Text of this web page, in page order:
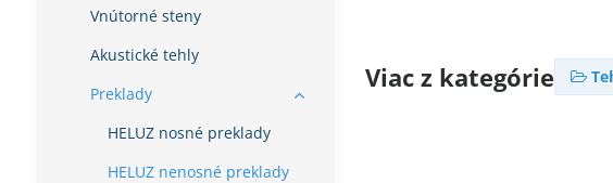
Viac z kategórie
Vnútorné steny
Akustické tehly
Preklady
HELUZ nosné preklady
HELUZ nenosné preklady